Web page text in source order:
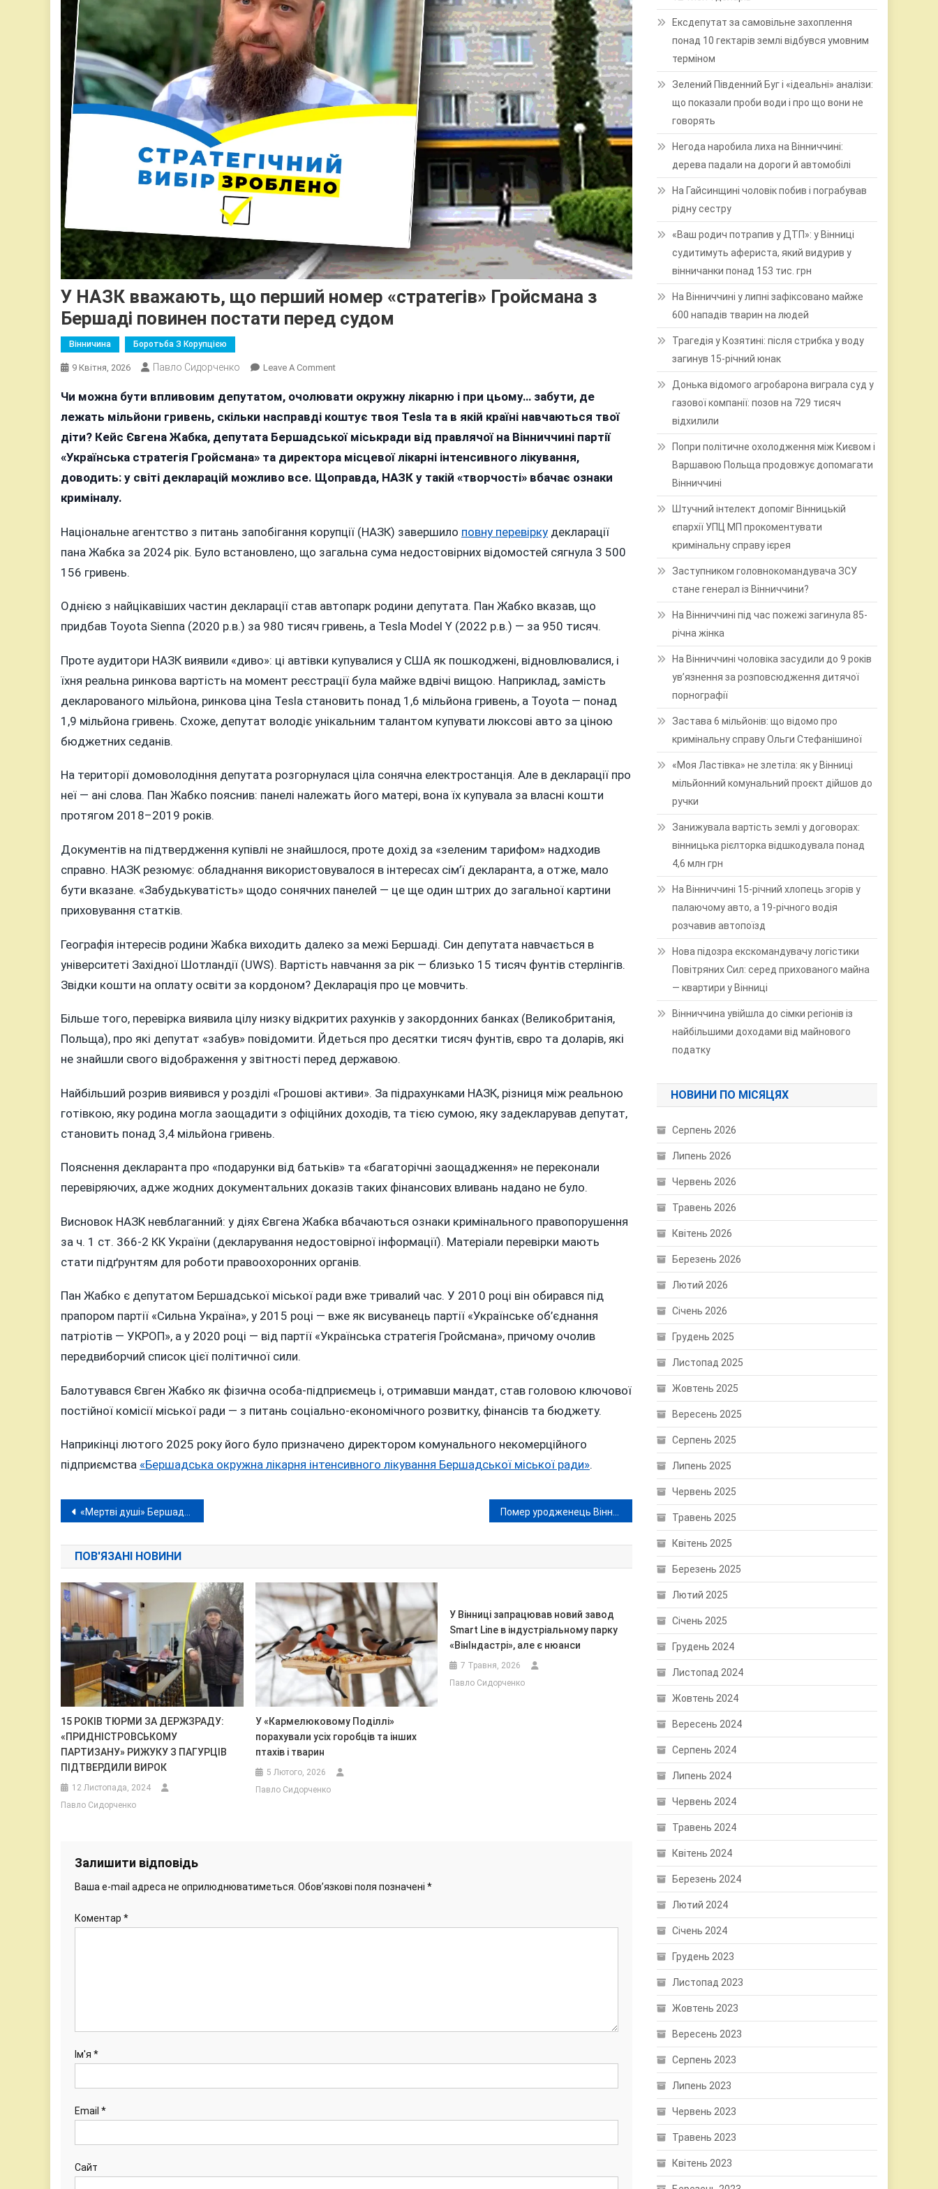
У НАЗК вважають, що перший номер «стратегів» Гройсмана з
Бершаді повинен постати перед судом
Вінничина Боротьба З Корупцією
9 Квітня, 2026 Павло Сидорченко Leave A CommentOn
НАЗК
Вважають,
Що
Номер
«стратегів»
Бершаді
Постати
Чи можна бути впливовим депутатом, очолювати окружну лікарню і при цьому… забути, де
лежать мільйони гривень, скільки насправді коштує твоя Tesla та в якій країні навчаються твої
діти? Кейс Євгена Жабка, депутата Бершадської міськради від правлячої на Вінниччині партії
«Українська стратегія Гройсмана» та директора місцевої лікарні інтенсивного лікування,
доводить: у світі декларацій можливо все. Щоправда, НАЗК у такій «творчості» вбачає ознаки
криміналу.
Національне агентство з питань запобігання корупції (НАЗК) завершило повну перевірку декларації
пана Жабка за 2024 рік. Було встановлено, що загальна сума недостовірних відомостей сягнула 3 500
156 гривень.
Однією з найцікавіших частин декларації став автопарк родини депутата. Пан Жабко вказав, що
придбав Toyota Sienna (2020 р.в.) за 980 тисяч гривень, а Tesla Model Y (2022 р.в.) — за 950 тисяч.
Проте аудитори НАЗК виявили «диво»: ці автівки купувалися у США як пошкоджені, відновлювалися, і
їхня реальна ринкова вартість на момент реєстрації була майже вдвічі вищою. Наприклад, замість
декларованого мільйона, ринкова ціна Tesla становить понад 1,6 мільйона гривень, а Toyota — понад
1,9 мільйона гривень. Схоже, депутат володіє унікальним талантом купувати люксові авто за ціною
бюджетних седанів.
На території домоволодіння депутата розгорнулася ціла сонячна електростанція. Але в декларації про
неї — ані слова. Пан Жабко пояснив: панелі належать його матері, вона їх купувала за власні кошти
протягом 2018–2019 років.
Документів на підтвердження купівлі не знайшлося, проте дохід за «зеленим тарифом» надходив
справно. НАЗК резюмує: обладнання використовувалося в інтересах сім’ї декларанта, а отже, мало
бути вказане. «Забудькуватість» щодо сонячних панелей — це ще один штрих до загальної картини
приховування статків.
Географія інтересів родини Жабка виходить далеко за межі Бершаді. Син депутата навчається в
університеті Західної Шотландії (UWS). Вартість навчання за рік — близько 15 тисяч фунтів стерлінгів.
Звідки кошти на оплату освіти за кордоном? Декларація про це мовчить.
Більше того, перевірка виявила цілу низку відкритих рахунків у закордонних банках (Великобританія,
Польща), про які депутат «забув» повідомити. Йдеться про десятки тисяч фунтів, євро та доларів, які
не знайшли свого відображення у звітності перед державою.
Найбільший розрив виявився у розділі «Грошові активи». За підрахунками НАЗК, різниця між реальною
готівкою, яку родина могла заощадити з офіційних доходів, та тією сумою, яку задекларував депутат,
становить понад 3,4 мільйона гривень.
Пояснення декларанта про «подарунки від батьків» та «багаторічні заощадження» не переконали
перевіряючих, адже жодних документальних доказів таких фінансових вливань надано не було.
Висновок НАЗК невблаганний: у діях Євгена Жабка вбачаються ознаки кримінального правопорушення
за ч. 1 ст. 366-2 КК України (декларування недостовірної інформації). Матеріали перевірки мають
стати підґрунтям для роботи правоохоронних органів.
Пан Жабко є депутатом Бершадської міської ради вже тривалий час. У 2010 році він обирався під
прапором партії «Сильна Україна», у 2015 році — вже як висуванець партії «Українське об’єднання
патріотів — УКРОП», а у 2020 році — від партії «Українська стратегія Гройсмана», причому очолив
передвиборчий список цієї політичної сили.
Балотувався Євген Жабко як фізична особа-підприємець і, отримавши мандат, став головою ключової
постійної комісії міської ради — з питань соціально-економічного розвитку, фінансів та бюджету.
Наприкінці лютого 2025 року його було призначено директором комунального некомерційного
підприємства «Бершадська окружна лікарня інтенсивного лікування Бершадської міської ради».
Навігація
записів
«Мертві душі» Бершадського ліцею: колишнього директора закладу підозрюють у «фантомних» схемах
ПОВ'ЯЗАНІ НОВИНИ
15 РОКІВ ТЮРМИ ЗА ДЕРЖЗРАДУ:
«ПРИДНІСТРОВСЬКОМУ
ПАРТИЗАНУ» РИЖУКУ З ПАГУРЦІВ
ПІДТВЕРДИЛИ ВИРОК
12 Листопада, 2024
Павло Сидорченко
У «Кармелюковому Поділлі»
порахували усіх горобців та інших
птахів і тварин
5 Лютого, 2026
Павло Сидорченко
У Вінниці запрацював новий завод
Smart Line в індустріальному парку
«ВінІндастрі», але є нюанси
7 Травня, 2026
Павло Сидорченко
Залишити відповідь
Ваша e-mail адреса не оприлюднюватиметься. Обов’язкові поля позначені *
Коментар *
Ім'я *
Email *
Сайт
Ексдепутат за самовільне захоплення
понад 10 гектарів землі відбувся умовним
терміном
Зелений Південний Буг і «ідеальні» аналізи:
що показали проби води і про що вони не
говорять
Негода наробила лиха на Вінниччині:
дерева падали на дороги й автомобілі
На Гайсинщині чоловік побив і пограбував
рідну сестру
«Ваш родич потрапив у ДТП»: у Вінниці
судитимуть афериста, який видурив у
вінничанки понад 153 тис. грн
На Вінниччині у липні зафіксовано майже
600 нападів тварин на людей
Трагедія у Козятині: після стрибка у воду
загинув 15-річний юнак
Донька відомого агробарона виграла суд у
газової компанії: позов на 729 тисяч
відхилили
Попри політичне охолодження між Києвом і
Варшавою Польща продовжує допомагати
Вінниччині
Штучний інтелект допоміг Вінницькій
єпархії УПЦ МП прокоментувати
кримінальну справу ієрея
Заступником головнокомандувача ЗСУ
стане генерал із Вінниччини?
На Вінниччині під час пожежі загинула 85-
річна жінка
На Вінниччині чоловіка засудили до 9 років
ув’язнення за розповсюдження дитячої
порнографії
Застава 6 мільйонів: що відомо про
кримінальну справу Ольги Стефанішиної
«Моя Ластівка» не злетіла: як у Вінниці
мільйонний комунальний проєкт дійшов до
ручки
Занижувала вартість землі у договорах:
вінницька рієлторка відшкодувала понад
4,6 млн грн
На Вінниччині 15-річний хлопець згорів у
палаючому авто, а 19-річного водія
розчавив автопоїзд
Нова підозра екскомандувачу логістики
Повітряних Сил: серед прихованого майна
— квартири у Вінниці
Вінниччина увійшла до сімки регіонів із
найбільшими доходами від майнового
податку
НОВИНИ ПО МІСЯЦЯХ
Серпень 2026
Липень 2026
Червень 2026
Травень 2026
Квітень 2026
Березень 2026
Лютий 2026
Січень 2026
Грудень 2025
Листопад 2025
Жовтень 2025
Вересень 2025
Серпень 2025
Липень 2025
Червень 2025
Травень 2025
Квітень 2025
Березень 2025
Лютий 2025
Січень 2025
Грудень 2024
Листопад 2024
Жовтень 2024
Вересень 2024
Серпень 2024
Липень 2024
Червень 2024
Травень 2024
Квітень 2024
Березень 2024
Лютий 2024
Січень 2024
Грудень 2023
Листопад 2023
Жовтень 2023
Вересень 2023
Серпень 2023
Липень 2023
Червень 2023
Травень 2023
Квітень 2023